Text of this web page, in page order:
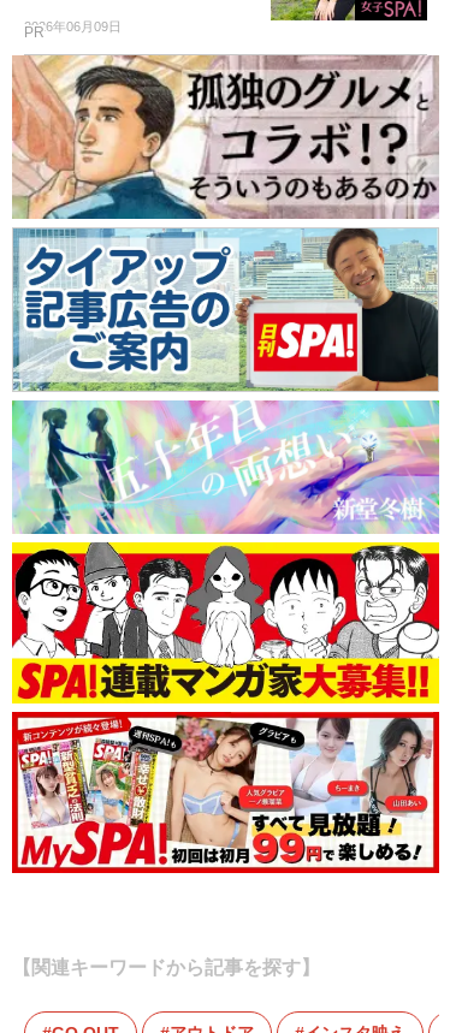
2026年06月09日
PR
【関連キーワードから記事を探す】